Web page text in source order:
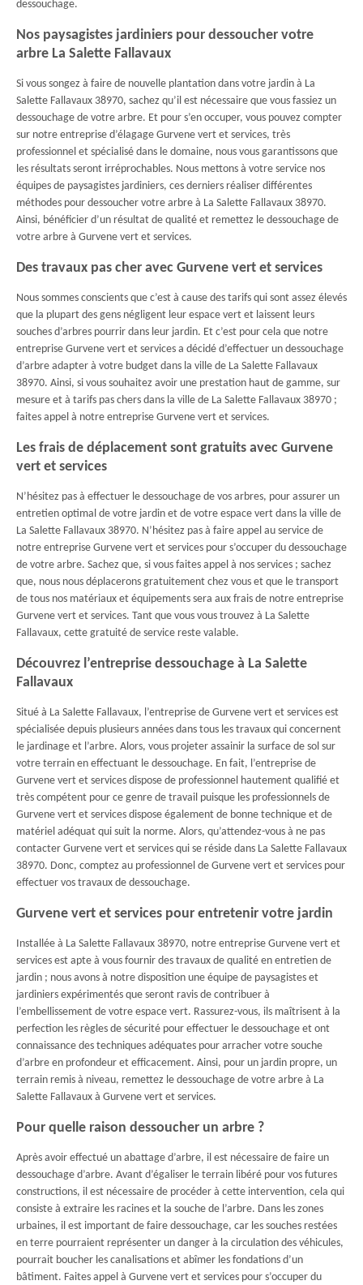
dessouchage.
Nos paysagistes jardiniers pour dessoucher votre
arbre La Salette Fallavaux
Si vous songez à faire de nouvelle plantation dans votre jardin à La
Salette Fallavaux 38970, sachez qu’il est nécessaire que vous fassiez un
dessouchage de votre arbre. Et pour s’en occuper, vous pouvez compter
sur notre entreprise d’élagage Gurvene vert et services, très
professionnel et spécialisé dans le domaine, nous vous garantissons que
les résultats seront irréprochables. Nous mettons à votre service nos
équipes de paysagistes jardiniers, ces derniers réaliser différentes
méthodes pour dessoucher votre arbre à La Salette Fallavaux 38970.
Ainsi, bénéficier d’un résultat de qualité et remettez le dessouchage de
votre arbre à Gurvene vert et services.
Des travaux pas cher avec Gurvene vert et services
Nous sommes conscients que c’est à cause des tarifs qui sont assez élevés
que la plupart des gens négligent leur espace vert et laissent leurs
souches d’arbres pourrir dans leur jardin. Et c’est pour cela que notre
entreprise Gurvene vert et services a décidé d’effectuer un dessouchage
d’arbre adapter à votre budget dans la ville de La Salette Fallavaux
38970. Ainsi, si vous souhaitez avoir une prestation haut de gamme, sur
mesure et à tarifs pas chers dans la ville de La Salette Fallavaux 38970 ;
faites appel à notre entreprise Gurvene vert et services.
Les frais de déplacement sont gratuits avec Gurvene
vert et services
N’hésitez pas à effectuer le dessouchage de vos arbres, pour assurer un
entretien optimal de votre jardin et de votre espace vert dans la ville de
La Salette Fallavaux 38970. N’hésitez pas à faire appel au service de
notre entreprise Gurvene vert et services pour s’occuper du dessouchage
de votre arbre. Sachez que, si vous faites appel à nos services ; sachez
que, nous nous déplacerons gratuitement chez vous et que le transport
de tous nos matériaux et équipements sera aux frais de notre entreprise
Gurvene vert et services. Tant que vous vous trouvez à La Salette
Fallavaux, cette gratuité de service reste valable.
Découvrez l’entreprise dessouchage à La Salette
Fallavaux
Situé à La Salette Fallavaux, l’entreprise de Gurvene vert et services est
spécialisée depuis plusieurs années dans tous les travaux qui concernent
le jardinage et l’arbre. Alors, vous projeter assainir la surface de sol sur
votre terrain en effectuant le dessouchage. En fait, l’entreprise de
Gurvene vert et services dispose de professionnel hautement qualifié et
très compétent pour ce genre de travail puisque les professionnels de
Gurvene vert et services dispose également de bonne technique et de
matériel adéquat qui suit la norme. Alors, qu’attendez-vous à ne pas
contacter Gurvene vert et services qui se réside dans La Salette Fallavaux
38970. Donc, comptez au professionnel de Gurvene vert et services pour
effectuer vos travaux de dessouchage.
Gurvene vert et services pour entretenir votre jardin
Installée à La Salette Fallavaux 38970, notre entreprise Gurvene vert et
services est apte à vous fournir des travaux de qualité en entretien de
jardin ; nous avons à notre disposition une équipe de paysagistes et
jardiniers expérimentés que seront ravis de contribuer à
l’embellissement de votre espace vert. Rassurez-vous, ils maîtrisent à la
perfection les règles de sécurité pour effectuer le dessouchage et ont
connaissance des techniques adéquates pour arracher votre souche
d’arbre en profondeur et efficacement. Ainsi, pour un jardin propre, un
terrain remis à niveau, remettez le dessouchage de votre arbre à La
Salette Fallavaux à Gurvene vert et services.
Pour quelle raison dessoucher un arbre ?
Après avoir effectué un abattage d’arbre, il est nécessaire de faire un
dessouchage d’arbre. Avant d’égaliser le terrain libéré pour vos futures
constructions, il est nécessaire de procéder à cette intervention, cela qui
consiste à extraire les racines et la souche de l’arbre. Dans les zones
urbaines, il est important de faire dessouchage, car les souches restées
en terre pourraient représenter un danger à la circulation des véhicules,
pourrait boucher les canalisations et abîmer les fondations d’un
bâtiment. Faites appel à Gurvene vert et services pour s’occuper du